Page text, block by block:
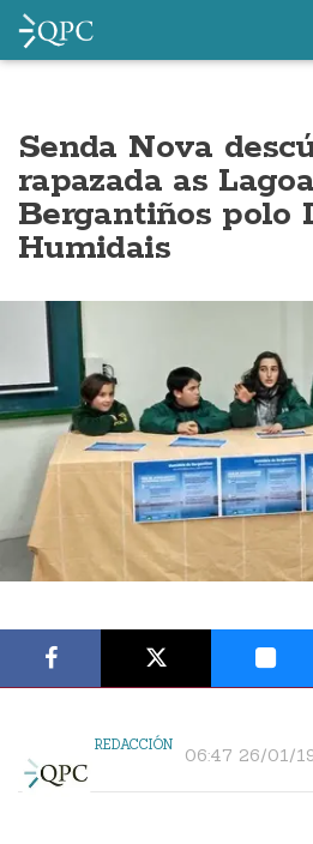
Senda Nova
rapazada as
Bergantiños polo
Humidais
REDACCIÓN 06:47 26/01/